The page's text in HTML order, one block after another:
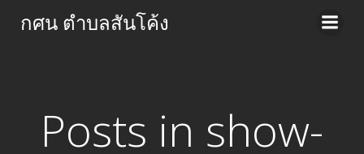
กศน ตำบลสันโค้ง
Posts in show-